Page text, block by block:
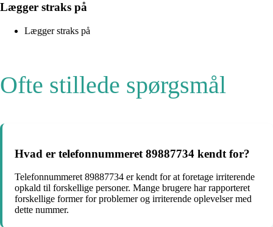
Lægger straks på
Lægger straks på
Ofte stillede spørgsmål
Hvad er telefonnummeret 89887734 kendt for?
Telefonnummeret 89887734 er kendt for at foretage irriterende
opkald til forskellige personer. Mange brugere har rapporteret
forskellige former for problemer og irriterende oplevelser med
dette nummer.